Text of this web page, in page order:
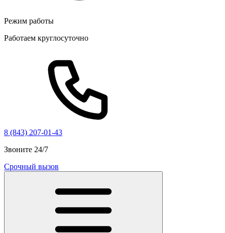
Режим работы
Работаем круглосуточно
8 (843) 207-01-43
Звоните 24/7
Срочный вызов